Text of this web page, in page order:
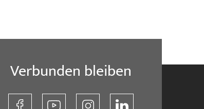
Verbunden bleiben